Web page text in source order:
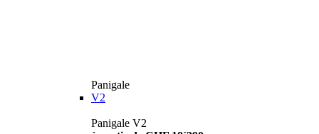
Panigale
V2
Panigale V2